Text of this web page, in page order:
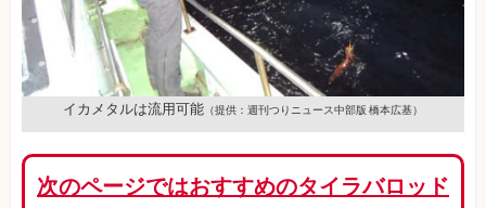
イカメタルは流用可能 （提供：週刊つりニュース中部版 橋本広基）
次のページではおすすめのタイラバロッド